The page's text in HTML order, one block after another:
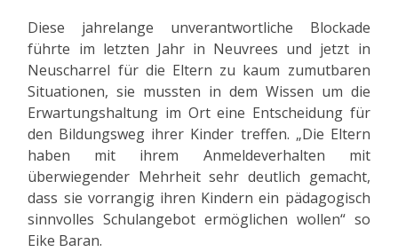
Diese jahrelange unverantwortliche Blockade
führte im letzten Jahr in Neuvrees und jetzt in
Neuscharrel für die Eltern zu kaum zumutbaren
Situationen, sie mussten in dem Wissen um die
Erwartungshaltung im Ort eine Entscheidung für
den Bildungsweg ihrer Kinder treffen. „Die Eltern
haben mit ihrem Anmeldeverhalten mit
überwiegender Mehrheit sehr deutlich gemacht,
dass sie vorrangig ihren Kindern ein pädagogisch
sinnvolles Schulangebot ermöglichen wollen“ so
Eike Baran.